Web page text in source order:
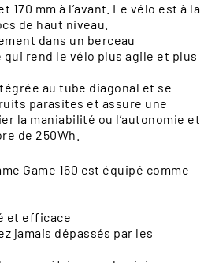
170 mm à l’avant. Le vélo est à la
de haut niveau.
dans un berceau
rend le vélo plus agile et plus
au tube diagonal et se
parasites et assure une
la maniabilité ou l’autonomie et
de 250Wh.
Game 160 est équipé comme
et efficace
jamais dépassés par les